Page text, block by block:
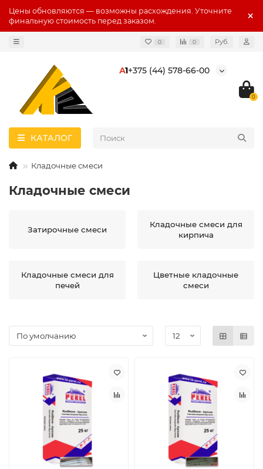
Цены обновляются — возможны расхождения. Уточните
финальную стоимость перед заказом.
0 0 Руб.
А1+375 (44) 578-66-00
0
КАТАЛОГ
Кладочные смеси
Кладочные смеси
Затирочные смеси
Кладочные смеси для
кирпича
Кладочные смеси для
печей
Цветные кладочные
смеси